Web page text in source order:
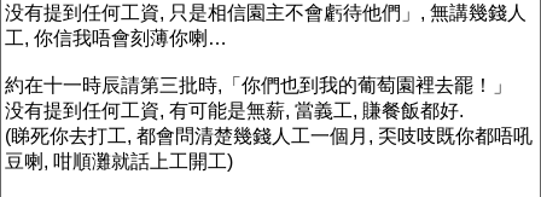
没有提到任何工資, 只是相信園主不會虧待他們」, 無講幾錢人
工, 你信我唔會刻薄你喇…
約在十一時辰請第三批時,「你們也到我的葡萄園裡去罷！」
没有提到任何工資, 有可能是無薪, 當義工, 賺餐飯都好.
(睇死你去打工, 都會問清楚幾錢人工一個月, 奀吱吱既你都唔吼
豆喇, 咁順灘就話上工開工)